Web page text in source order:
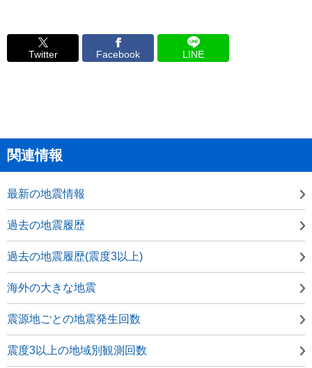
Twitter Facebook LINE
関連情報
最新の地震情報
過去の地震履歴
過去の地震履歴(震度3以上)
海外の大きな地震
震源地ごとの地震発生回数
震度3以上の地域別観測回数